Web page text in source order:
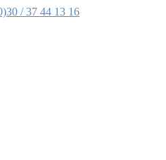
/ 37 44 13 16